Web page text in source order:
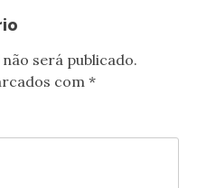
será publicado.
com *